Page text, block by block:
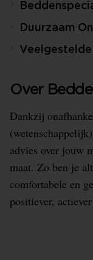
Duurzaam
Over
Dankzij
advies over jouw
maat. Zo ben je
comfortabele en
positiever,